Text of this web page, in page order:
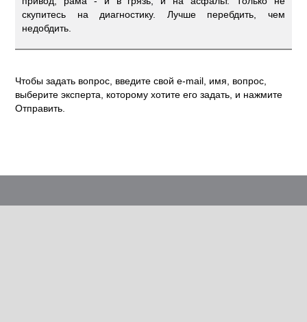
скупитесь на диагностику. Лучше перебдить, чем
недобдить.
Чтобы задать вопрос, введите свой e-mail, имя, вопрос,
выберите эксперта, которому хотите его задать, и нажмите
Отправить.